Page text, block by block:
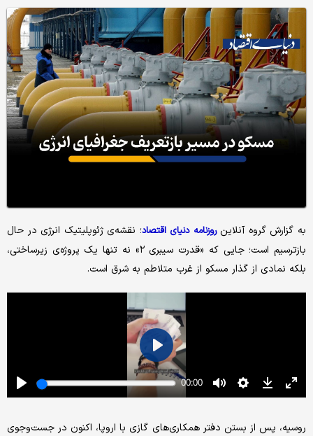
به گزارش گروه آنلاینروزنامه دنیای اقتصاد؛ نقشه‌ی ژئوپلیتیک انرژی در حال
بازترسیم است؛ جایی که «قدرت سیبری ۲» نه تنها یک پروژه‌ی زیرساختی،
بلکه نمادی از گذار مسکو از غرب متلاطم به شرق است.
روسیه، پس از بستن دفتر همکاری‌های گازی با اروپا، اکنون در جست‌وجوی